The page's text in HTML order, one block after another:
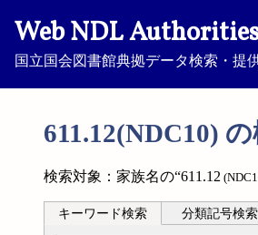
Web NDL
国立国会図書館典拠データ検索・提
611.12(NDC10)
検索対象：家族名の“611.12
キーワード検索 分類記号検索